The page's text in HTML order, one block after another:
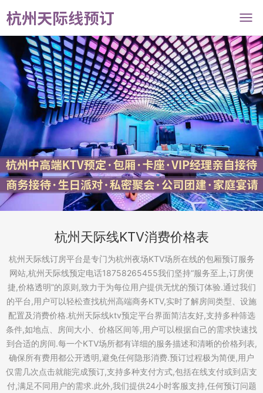
杭州天际线KTV消费价格表
杭州天际线订房平台是专门为杭州夜场KTV场所在线的包厢预订服务
网站,杭州天际线预定电话18758265455我们坚持“服务至上,订房便
捷,价格透明”的原则,致力于为每位用户提供无忧的预订体验.通过我们
的平台,用户可以轻松查找杭州高端商务KTV,实时了解房间类型、设施
配置及消费价格.杭州天际线ktv预定平台界面简洁友好,支持多种筛选
条件,如地点、房间大小、价格区间等,用户可以根据自己的需求快速找
到合适的房间.每一个KTV场所都有详细的服务描述和清晰的价格列表,
确保所有费用都公开透明,避免任何隐形消费.预订过程极为简便,用户
仅需几次点击就能完成预订,支持多种支付方式,包括在线支付或到店支
付,满足不同用户的需求.此外,我们提供24小时客服支持,任何预订问题